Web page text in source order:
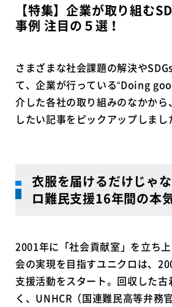
【特集】企業が取り組む
事例 注目の５選！
さまざまな社会課題の解決や
て、企業が行っている“Doing
介した各社の取り組みのなかから
したい記事をピックアップしまし
衣服を届けるだけじゃ
ロ難民支援16年間の本
2001年に「社会貢献室」を立ち
会の実現を目指すユニクロは、
支援活動をスタート。回収した古
く、UNHCR（国連難民高等弁務